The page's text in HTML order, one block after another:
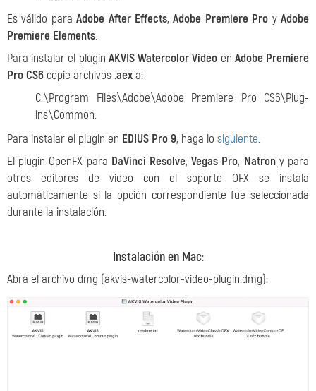
Es válido paraAdobe After Effects,Adobe Premiere Pro yAdobe
Premiere Elements.
Para instalar el plugin AKVIS Watercolor Video en Adobe Premiere
Pro CS6 copie archivos.aexa:
С:\Program Files\Adobe\Adobe Premiere Pro CS6\Plug-
ins\Common.
Para instalar el plugin en EDIUS Pro 9, haga lo siguiente.
El plugin OpenFX para DaVinci Resolve,Vegas Pro, Natrony para
otros editores de vídeo con el soporte OFX se instala
automáticamente si la opción correspondiente fue seleccionada
durante la instalación.
Instalación en Mac:
Abra el archivo dmg (akvis-watercolor-video-plugin.dmg):